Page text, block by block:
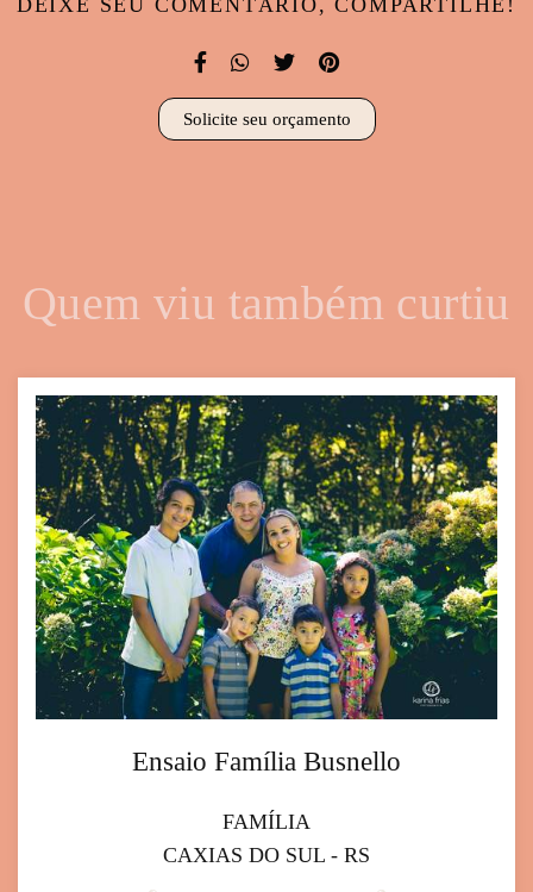
DEIXE SEU COMENTÁRIO, COMPARTILHE!
Solicite seu orçamento
Quem viu também curtiu
Ensaio Família Busnello
FAMÍLIA
CAXIAS DO SUL - RS